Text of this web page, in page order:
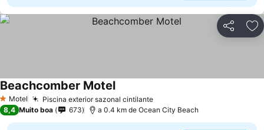
Partilhar
1 Estrelas
Motel Piscina exterior sazonal cintilanteVer preços
Beachcomber MotelVer preços
8,4 Muito boa 673 a 0.4 km de Ocean City Beach